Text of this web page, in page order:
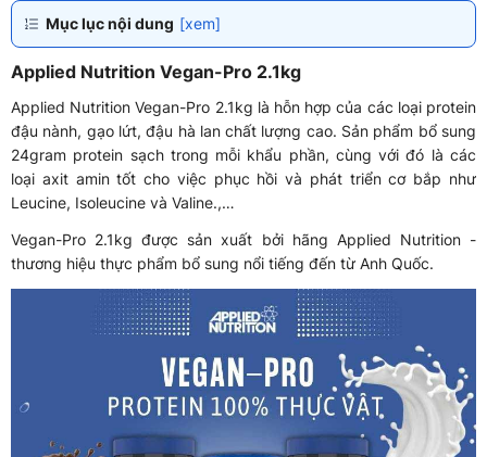
Mục lục nội dung [xem]
Applied Nutrition Vegan-Pro 2.1kg
Applied Nutrition Vegan-Pro 2.1kg là hỗn hợp của các loại protein
đậu nành, gạo lứt, đậu hà lan chất lượng cao. Sản phẩm bổ sung
24gram protein sạch trong mỗi khẩu phần, cùng với đó là các
loại axit amin tốt cho việc phục hồi và phát triển cơ bắp như
Leucine, Isoleucine và Valine.,…
Vegan-Pro 2.1kg được sản xuất bởi hãng Applied Nutrition -
thương hiệu thực phẩm bổ sung nổi tiếng đến từ Anh Quốc.